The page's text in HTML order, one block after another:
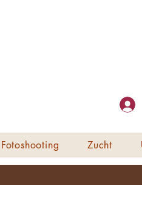
Fotoshooting Zucht